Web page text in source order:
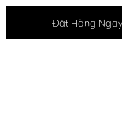
Đặt Hàng